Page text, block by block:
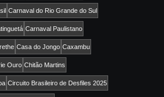
Carnaval do Rio Grande do Sul
Carnaval Paulistano
Casa do Jongo Caxambu
Ouro Chitão Martins
Circuito Brasileiro de Desfiles 2025